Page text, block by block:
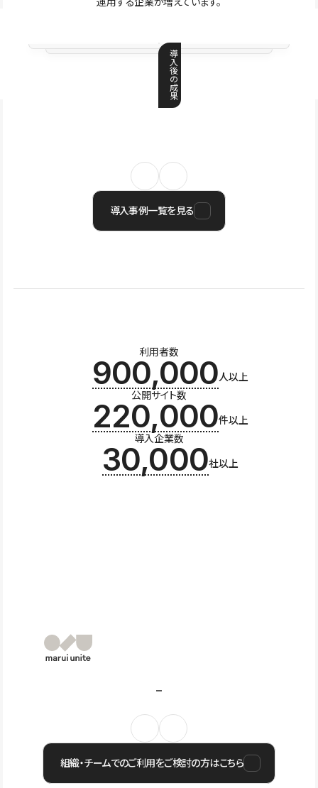
導
入
後
の
成
果
導入事例一覧を見る
利用者数
900,000人以上
公開サイト数
220,000件以上
導入企業数
30,000社以上
組織・チームでのご利用をご検討の方はこちら